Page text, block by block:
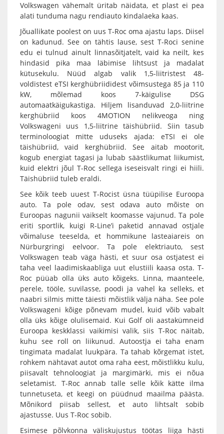
Volkswagen vähemalt üritab näidata, et plast ei pea
alati tunduma nagu rendiauto kindalaeka kaas.
Jõuallikate poolest on uus T-Roc oma ajastu laps. Diisel
on kadunud. See on tähtis lause, sest T-Roci senine
edu ei tulnud ainult linnasõitjatelt, vaid ka neilt, kes
hindasid pika maa läbimise lihtsust ja madalat
kütusekulu. Nüüd algab valik 1,5-liitristest 48-
voldistest eTSI kerghübriididest võimsustega 85 ja 110
kW, mõlemad koos 7-käigulise DSG
automaatkäigukastiga. Hiljem lisanduvad 2,0-liitrine
kerghübriid koos 4MOTION nelikveoga ning
Volkswageni uus 1,5-liitrine täishübriid. Siin tasub
terminoloogiat mitte uduseks ajada: eTSI ei ole
täishübriid, vaid kerghübriid. See aitab mootorit,
kogub energiat tagasi ja lubab säästlikumat liikumist,
kuid elektri jõul T-Roc sellega iseseisvalt ringi ei hiili.
Täishübriid tuleb eraldi.
See kõik teeb uuest T-Rocist üsna tüüpilise Euroopa
auto. Ta pole odav, sest odava auto mõiste on
Euroopas nagunii vaikselt koomasse vajunud. Ta pole
eriti sportlik, kuigi R-Line’i paketid annavad ostjale
võimaluse teeselda, et hommikune lasteaiareis on
Nürburgringi eelvoor. Ta pole elektriauto, sest
Volkswagen teab väga hästi, et suur osa ostjatest ei
taha veel laadimiskaabliga uut elustiili kaasa osta. T-
Roc püüab olla üks auto kõigeks. Linna, maanteele,
perele, tööle, suvilasse, poodi ja vahel ka selleks, et
naabri silmis mitte täiesti mõistlik välja näha. See pole
Volkswageni kõige põnevam mudel, kuid võib vabalt
olla üks kõige olulisemaid. Kui Golf oli aastakümneid
Euroopa keskklassi vaikimisi valik, siis T-Roc näitab,
kuhu see roll on liikunud. Autoostja ei taha enam
tingimata madalat luukpära. Ta tahab kõrgemat istet,
rohkem nähtavat autot oma raha eest, mõistlikku kulu,
piisavalt tehnoloogiat ja margimärki, mis ei nõua
seletamist. T-Roc annab talle selle kõik kätte ilma
tunnetuseta, et keegi on püüdnud maailma päästa.
Mõnikord piisab sellest, et auto lihtsalt sobib
ajastusse. Uus T-Roc sobib.
Esimese põlvkonna väliskujustus töötas liiga hästi